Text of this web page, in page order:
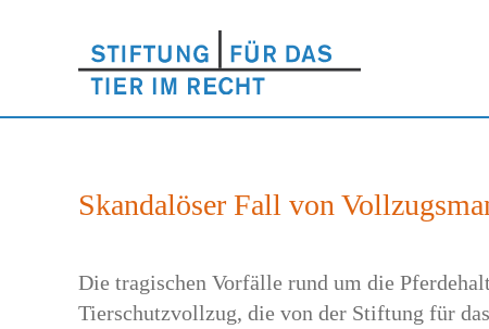
Skandalöser Fall von
Die tragischen Vorfälle rund um die
Tierschutzvollzug, die von der Stiftung für